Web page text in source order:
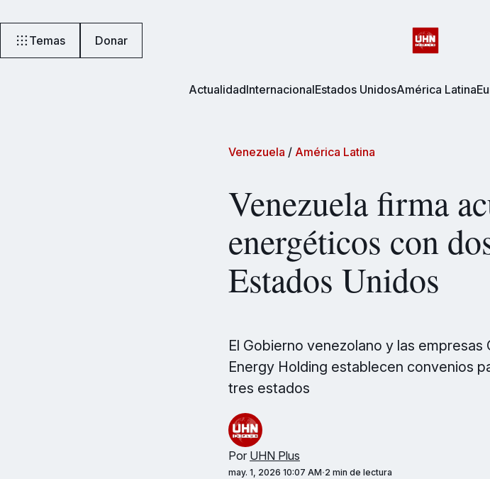
Temas Donar
ActualidadInternacionalEstados UnidosAmérica Latina
Venezuela / América Latina
Venezuela firma
energéticos con
Estados Unidos
El Gobierno venezolano y las
Energy Holding establecen convenios
tres estados
Por UHN Plus
may. 1, 2026 10:07 AM 2 min de lectura